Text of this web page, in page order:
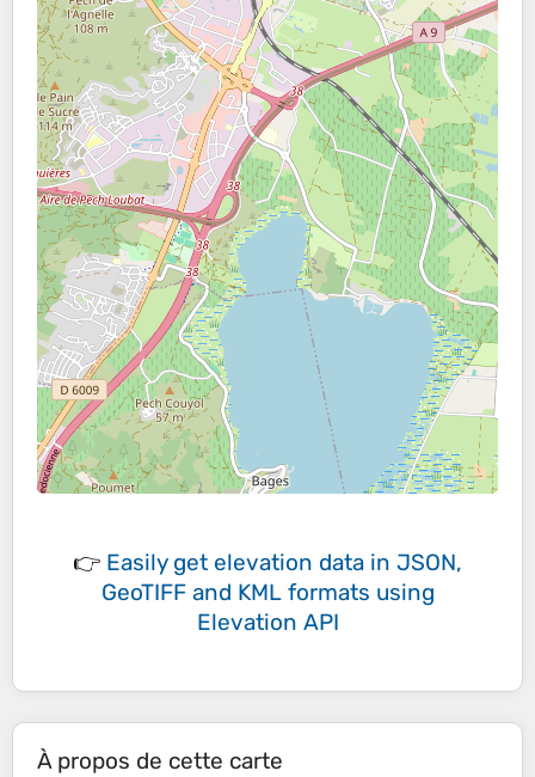
👉 Easily get elevation data in JSON,
GeoTIFF and KML formats using
Elevation API
À propos de cette carte